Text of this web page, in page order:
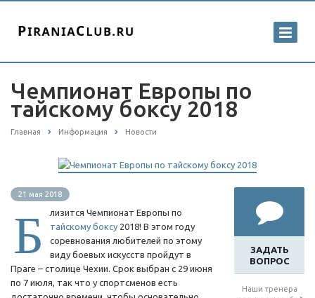
Чемпионат Европы по
тайскому боксу 2018
Главная Информация Новости
ЗАДАТЬ
ВОПРОС
Наши тренера
21 мая 2018
Б
лизится Чемпионат Европы по
тайскому боксу 2018! В этом году
соревнования любителей по этому
виду боевых искусств пройдут в
Праге – столице Чехии. Срок выбран с 29 июня
по 7 июля, так что у спортсменов есть